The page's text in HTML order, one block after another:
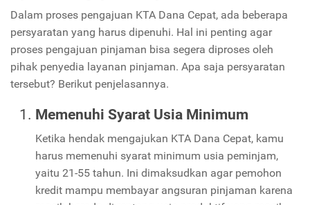
Dalam proses pengajuan KTA Dana Cepat, ada beberapa
persyaratan yang harus dipenuhi. Hal ini penting agar
proses pengajuan pinjaman bisa segera diproses oleh
pihak penyedia layanan pinjaman. Apa saja persyaratan
tersebut? Berikut penjelasannya.
Memenuhi Syarat Usia Minimum
Ketika hendak mengajukan KTA Dana Cepat, kamu
harus memenuhi syarat minimum usia peminjam,
yaitu 21-55 tahun. Ini dimaksudkan agar pemohon
kredit mampu membayar angsuran pinjaman karena